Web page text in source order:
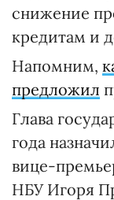
снижение
кредитам и
Напомним,
предложил
Глава
года
вице-
НБУ Игоря